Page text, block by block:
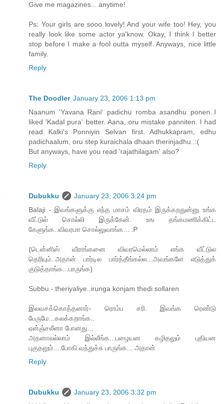
Give me magazines... anytime!
Ps: Your girls are sooo lovely! And your wife too! Hey, you
really look like some actor ya'know. Okay, I think I better
stop before I make a fool outta myself. Anyways, nice little
family.
Reply
The Doodler January 23, 2006 1:13 pm
Naanum 'Yavana Rani' padichu romba asandhu ponen..I
liked 'Kadal pura' better. Aana, oru mistake panniten. I had
read Kalki's Ponniyin Selvan first. Adhukkapram, edhu
padichaalum, oru step kuraichala dhaan therinjadhu..:(
But anyways, have you read 'rajathilagam' also?
Reply
Dubukku
January 23, 2006 3:24 pm
Balaji - இவங்களுக்கு எந்த மாசம் விரதம் இருக்கறதுன்னு உங்க
வீட்டுல் சொல்லி இருக்கேன். உங தங்கமணிக்கிட்ட
கேளுங்க..விவரமா சொல்லுவாங்க... :P
(டென்னிஸ் வீராங்கனை விவரமெல்லாம் எங்க வீட்டுல
தெரியும்..அதான் பார்டில பார்த்தீங்கல்ல...அவங்களே எடுத்துக்
குடுத்தாங்க...பாருங்க)
Subbu - theriyaliye..irunga konjam thedi sollaren
இலவசக்கொத்தனார்- ரொம்ப சரி. இவங்க ரெண்டு
பேருமே...கலக்கறாங்க..
ஏன்ஞ்சலீனா போனது...
அதனாலல்லாம் இல்லீங்க...பழையன கழிதலும் புதியன
புகுதலும்....போகி வந்துச்சு பாருங்க... அதான்
Reply
Dubukku
January 23, 2006 3:32 pm